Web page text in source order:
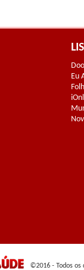
Eu
©2016 - Todos os